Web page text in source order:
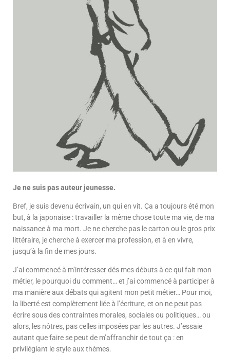
Je ne suis pas auteur jeunesse.
Bref, je suis devenu écrivain, un qui en vit. Ça a toujours été mon
but, à la japonaise : travailler la même chose toute ma vie, de ma
naissance à ma mort. Je ne cherche pas le carton ou le gros prix
littéraire, je cherche à exercer ma profession, et à en vivre,
jusqu’à la fin de mes jours.
J’ai commencé à m’intéresser dés mes débuts à ce qui fait mon
métier, le pourquoi du comment… et j’ai commencé à participer à
ma manière aux débats qui agitent mon petit métier… Pour moi,
la liberté est complètement liée à l’écriture, et on ne peut pas
écrire sous des contraintes morales, sociales ou politiques… ou
alors, les nôtres, pas celles imposées par les autres. J’essaie
autant que faire se peut de m’affranchir de tout ça : en
privilégiant le style aux thèmes.